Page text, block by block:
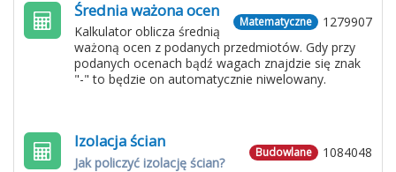
1279907
Matematyczne
Średnia ważona ocen
Kalkulator oblicza średnią
ważoną ocen z podanych przedmiotów. Gdy przy
podanych ocenach bądź wagach znajdzie się znak
"-" to będzie on automatycznie niwelowany.
1084048
Budowlane
Izolacja ścian
Jak policzyć izolację ścian?